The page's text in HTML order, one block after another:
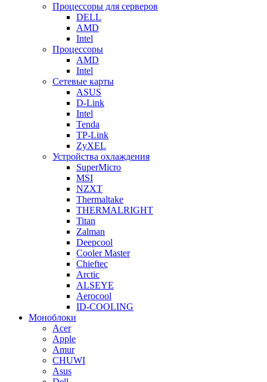
Процессоры для серверов
DELL
AMD
Intel
Процессоры
AMD
Intel
Сетевые карты
ASUS
D-Link
Intel
Tenda
TP-Link
ZyXEL
Устройства охлаждения
SuperMicro
MSI
NZXT
Thermaltake
THERMALRIGHT
Titan
Zalman
Deepcool
Cooler Master
Chieftec
Arctic
ALSEYE
Aerocool
ID-COOLING
Моноблоки
Acer
Apple
Amur
CHUWI
Asus